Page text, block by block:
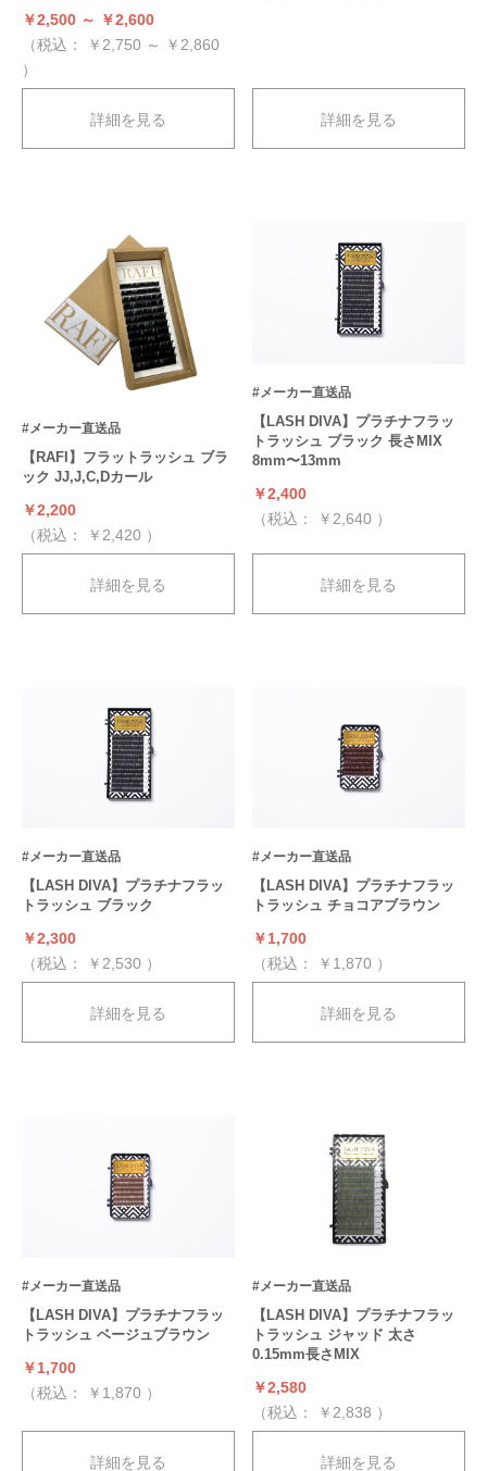
￥2,500 ～ ￥2,600
（税込：
￥2,750 ～ ￥2,860
）
詳細を見る 詳細を見る
#メーカー直送品
【RAFI】フラットラッシュ ブラ
ック JJ,J,C,Dカール
￥2,200
（税込：
￥2,420 ）
詳細を見る
#メーカー直送品
【LASH DIVA】プラチナフラッ
トラッシュ ブラック 長さMIX
8mm〜13mm
￥2,400
（税込：
￥2,640 ）
詳細を見る
#メーカー直送品
【LASH DIVA】プラチナフラッ
トラッシュ ブラック
￥2,300
（税込：
￥2,530 ）
詳細を見る
#メーカー直送品
【LASH DIVA】プラチナフラッ
トラッシュ チョコアブラウン
￥1,700
（税込：
￥1,870 ）
詳細を見る
#メーカー直送品
【LASH DIVA】プラチナフラッ
トラッシュ ベージュブラウン
￥1,700
（税込：
￥1,870 ）
詳細を見る
#メーカー直送品
【LASH DIVA】プラチナフラッ
トラッシュ ジャッド 太さ
0.15mm長さMIX
￥2,580
（税込：
￥2,838 ）
詳細を見る